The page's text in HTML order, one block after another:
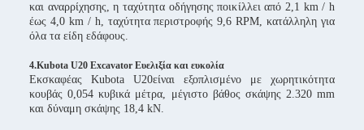
και αναρρίχησης, η ταχύτητα οδήγησης ποικίλλει από 2,1 km / h
έως 4,0 km / h, ταχύτητα περιστροφής 9,6 RPM, κατάλληλη για
όλα τα είδη εδάφους.
4.Kubota U20 Excavator Ευελιξία και ευκολία
Εκσκαφέας Kubota U20είναι εξοπλισμένο με χωρητικότητα
κουβάς 0,054 κυβικά μέτρα, μέγιστο βάθος σκάψης 2.320 mm
και δύναμη σκάψης 18,4 kN.